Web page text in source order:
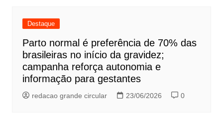
Destaque
Parto normal é preferência de 70% das
brasileiras no início da gravidez;
campanha reforça autonomia e
informação para gestantes
redacao grande circular 23/06/2026 0